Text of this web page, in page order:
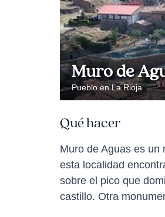
Muro de
Pueblo en La Rioja
Qué hacer
Muro de Aguas es un
esta localidad
sobre el pico que
castillo. Otra